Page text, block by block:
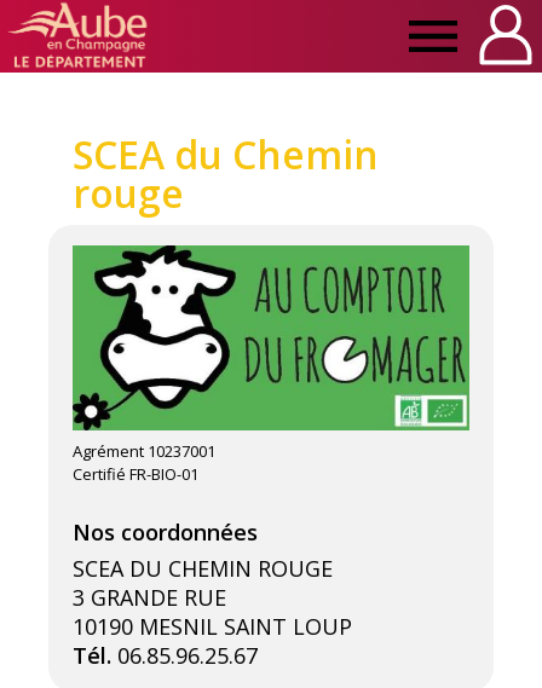
Aube
SCEA du Chemin
rouge
Agrément 10237001
Certifié FR-BIO-01
SCEA DU CHEMIN ROUGE
3 GRANDE RUE
10190 MESNIL SAINT LOUP
Tél. 06.85.96.25.67